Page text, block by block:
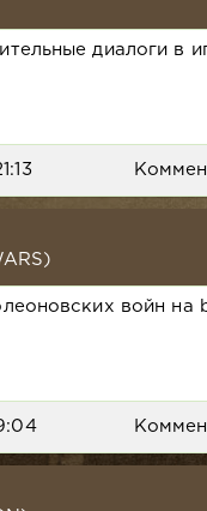
диалоги в
войн на